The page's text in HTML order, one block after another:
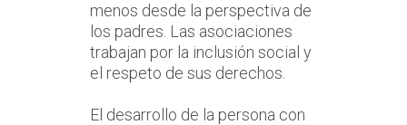
menos desde la perspectiva de
los padres. Las asociaciones
trabajan por la inclusión social y
el respeto de sus derechos.
El desarrollo de la persona con